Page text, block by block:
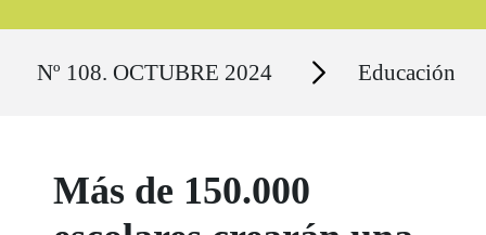
Nº 108. OCTUBRE 2024 Secciones Educación
Más de 150.000